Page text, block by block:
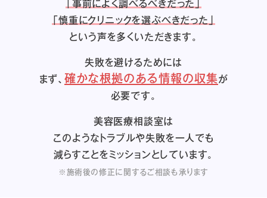
「事前によく調べるべきだった」
「慎重にクリニックを選ぶべきだった」
という声を多くいただきます。
失敗を避けるためには
まず、確かな根拠のある情報の収集が
必要です。
美容医療相談室は
このようなトラブルや失敗を一人でも
減らすことをミッションとしています。
※施術後の修正に関するご相談も承ります